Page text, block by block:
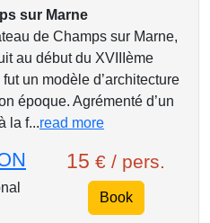
sur Marne
de Champs sur Marne,
au début du XVIIIème
un modèle d’architecture
époque. Agrémenté d’un
la f...read more
15 € / pers.
Book